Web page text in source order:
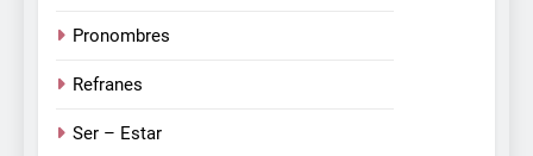
Pronombres
Refranes
Ser – Estar